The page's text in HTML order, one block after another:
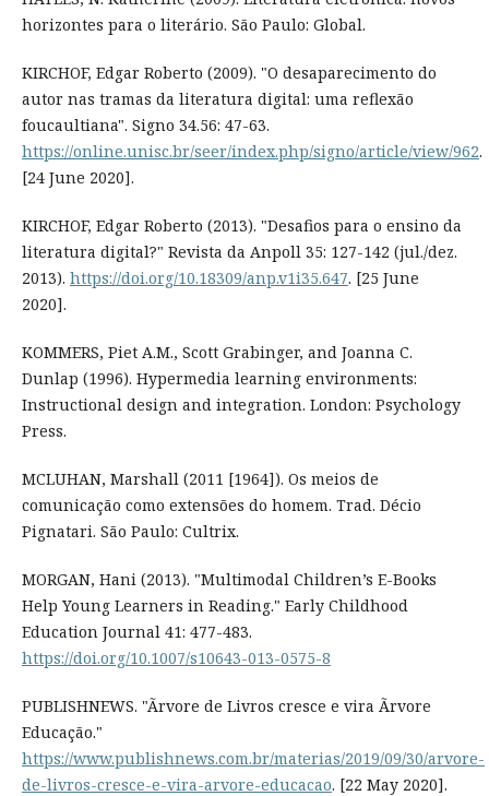
horizontes para o literário. São Paulo: Global.
KIRCHOF, Edgar Roberto (2009). "O desaparecimento do
autor nas tramas da literatura digital: uma reflexão
foucaultiana". Signo 34.56: 47-63.
https://online.unisc.br/seer/index.php/signo/article/view/962.
[24 June 2020].
KIRCHOF, Edgar Roberto (2013). "Desafios para o ensino da
literatura digital?" Revista da Anpoll 35: 127-142 (jul./dez.
2013). https://doi.org/10.18309/anp.v1i35.647. [25 June
2020].
KOMMERS, Piet A.M., Scott Grabinger, and Joanna C.
Dunlap (1996). Hypermedia learning environments:
Instructional design and integration. London: Psychology
Press.
MCLUHAN, Marshall (2011 [1964]). Os meios de
comunicação como extensões do homem. Trad. Décio
Pignatari. São Paulo: Cultrix.
MORGAN, Hani (2013). "Multimodal Children’s E-Books
Help Young Learners in Reading." Early Childhood
Education Journal 41: 477-483.
https://doi.org/10.1007/s10643-013-0575-8
PUBLISHNEWS. "Ãrvore de Livros cresce e vira Ãrvore
Educação."
https://www.publishnews.com.br/materias/2019/09/30/arvore-
de-livros-cresce-e-vira-arvore-educacao. [22 May 2020].